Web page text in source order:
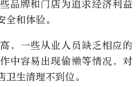
品牌和门店为追求经济利益
和体验。
，一些从业人员缺乏相应的
中容易出现偷懒等情况，对
生清理不到位。